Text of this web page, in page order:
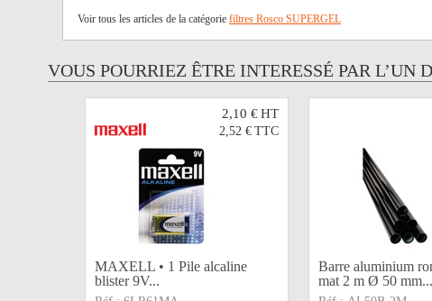
Voir tous les articles de la catégorie filtres Rosco SUPERGEL
VOUS POURRIEZ ÊTRE INTERESSÉ PAR L’UN
2,10 €HT
2,52 € TTC
MAXELL • 1 Pile alcaline
blister 9V...
Barre aluminium
mat 2 m Ø 50 mm...